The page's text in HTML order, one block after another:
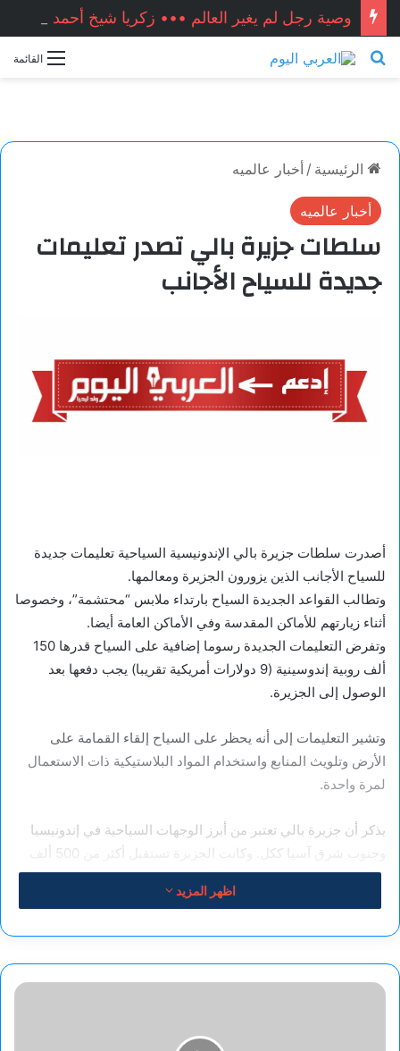
القائمة بحث عن
الرئيسية / أخبار عالميه
أخبار عالميه
سلطات جزيرة بالي تصدر تعليمات
جديدة للسياح الأجانب
أصدرت سلطات جزيرة بالي الإندونيسية السياحية تعليمات جديدة
للسياح الأجانب الذين يزورون الجزيرة ومعالمها.
وتطالب القواعد الجديدة السياح بارتداء ملابس “محتشمة”، وخصوصا
أثناء زيارتهم للأماكن المقدسة وفي الأماكن العامة أيضا.
وتفرض التعليمات الجديدة رسوما إضافية على السياح قدرها 150
ألف روبية إندوسينية (9 دولارات أمريكية تقريبا) يجب دفعها بعد
الوصول إلى الجزيرة.
وتشير التعليمات إلى أنه يحظر على السياح إلقاء القمامة على
الأرض وتلويث المنابع واستخدام المواد البلاستيكية ذات الاستعمال
لمرة واحدة.
يذكر أن جزيرة بالي تعتبر من أبرز الوجهات السياحية في إندونيسيا
وجنوب شرق آسيا ككل. وكانت الجزيرة تستقبل أكثر من 500 ألف
سائح أجنبي شهريا في عام 2024، حسب البيانات الرسمية.
اظهر المزيد
سيناتور